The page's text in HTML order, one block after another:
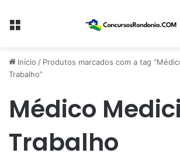
Menu
Início / Produtos marcados com a tag
Trabalho”
Médico
Trabalho